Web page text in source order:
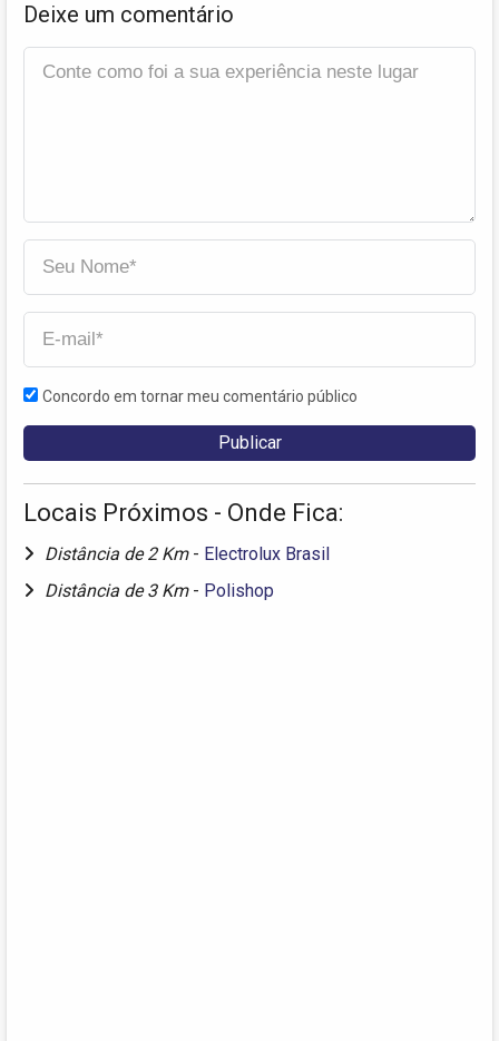
Deixe um comentário
Concordo em tornar meu comentário público
Locais Próximos - Onde Fica:
Distância de 2 Km - Electrolux Brasil
Distância de 3 Km - Polishop